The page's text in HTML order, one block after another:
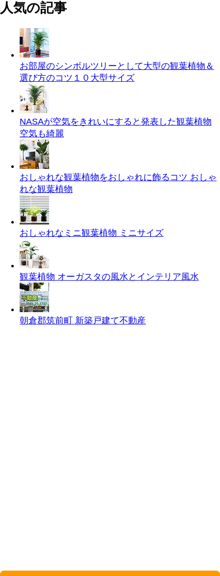
人気の記事
お部屋のシンボルツリーとして大型の観葉植物＆
選び方のコツ１０ 大型サイズ
NASAが空気をきれいにすると発表した観葉植物
空気も綺麗
おしゃれな観葉植物をおしゃれに飾るコツ おしゃ
れな観葉植物
おしゃれなミニ観葉植物 ミニサイズ
観葉植物 オーガスタの風水とインテリア風水
朝倉郡筑前町 新築戸建て不動産